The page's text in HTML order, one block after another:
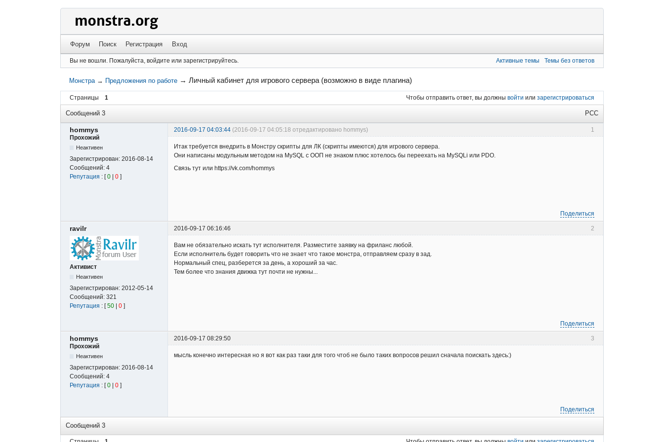
Форум Поиск Регистрация Вход
Вы не вошли. Пожалуйста, войдите или зарегистрируйтесь. Активные темы Темы без ответов
Монстра → Предложения по работе →Личный кабинет для игрового сервера (возможно в виде плагина)
Страницы 1 Чтобы отправить ответ, вы должны войти или зарегистрироваться
РСС
Сообщений 3
1
hommys 2016-09-17 04:03:44 (2016-09-17 04:05:18 отредактировано hommys)
Прохожий
Неактивен
Зарегистрирован: 2016-08-14
Сообщений: 4
Репутация : [0 | 0 ]
Итак требуется внедрить в Монстру скрипты для ЛК (скрипты имеются) для игрового сервера.
Они написаны модульным методом на MySQL с ООП не знаком плюс хотелось бы переехать на MySQLi или PDO.
Связь тут или https://vk.com/hommys
Поделиться
2
ravilr 2016-09-17 06:16:46
Активист
Неактивен
Зарегистрирован: 2012-05-14
Сообщений: 321
Репутация : [50 | 0 ]
Вам не обязательно искать тут исполнителя. Разместите заявку на фриланс любой.
Если исполнитель будет говорить что не знает что такое монстра, отправляем сразу в зад.
Нормальный спец, разберется за день, а хороший за час.
Тем более что знания движка тут почти не нужны...
Поделиться
3
hommys
2016-09-17 08:29:50
Прохожий
Неактивен
Зарегистрирован: 2016-08-14
Сообщений: 4
Репутация : [0 0 ]
мысль конечно интересная но я вот как раз таки для того чтоб не было таких вопросов решил сначала поискать здесь:)
Поделиться
Сообщений 3